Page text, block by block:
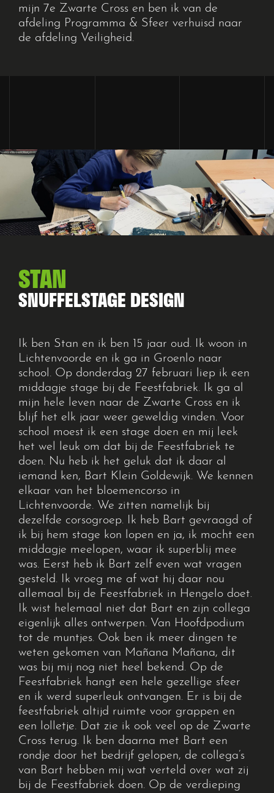
mijn 7e Zwarte Cross en ben ik van de
afdeling Programma & Sfeer verhuisd naar
de afdeling Veiligheid.
STAN
SNUFFELSTAGE DESIGN
Ik ben Stan en ik ben 15 jaar oud. Ik woon in
Lichtenvoorde en ik ga in Groenlo naar
school. Op donderdag 27 februari liep ik een
middagje stage bij de Feestfabriek. Ik ga al
mijn hele leven naar de Zwarte Cross en ik
blijf het elk jaar weer geweldig vinden. Voor
school moest ik een stage doen en mij leek
het wel leuk om dat bij de Feestfabriek te
doen. Nu heb ik het geluk dat ik daar al
iemand ken, Bart Klein Goldewijk. We kennen
elkaar van het bloemencorso in
Lichtenvoorde. We zitten namelijk bij
dezelfde corsogroep. Ik heb Bart gevraagd of
ik bij hem stage kon lopen en ja, ik mocht een
middagje meelopen, waar ik superblij mee
was. Eerst heb ik Bart zelf even wat vragen
gesteld. Ik vroeg me af wat hij daar nou
allemaal bij de Feestfabriek in Hengelo doet.
Ik wist helemaal niet dat Bart en zijn collega
eigenlijk alles ontwerpen. Van Hoofdpodium
tot de muntjes. Ook ben ik meer dingen te
weten gekomen van Mañana Mañana, dit
was bij mij nog niet heel bekend. Op de
Feestfabriek hangt een hele gezellige sfeer
en ik werd superleuk ontvangen. Er is bij de
feestfabriek altijd ruimte voor grappen en
een lolletje. Dat zie ik ook veel op de Zwarte
Cross terug. Ik ben daarna met Bart een
rondje door het bedrijf gelopen, de collega’s
van Bart hebben mij wat verteld over wat zij
bij de Feestfabriek doen. Op de verdieping